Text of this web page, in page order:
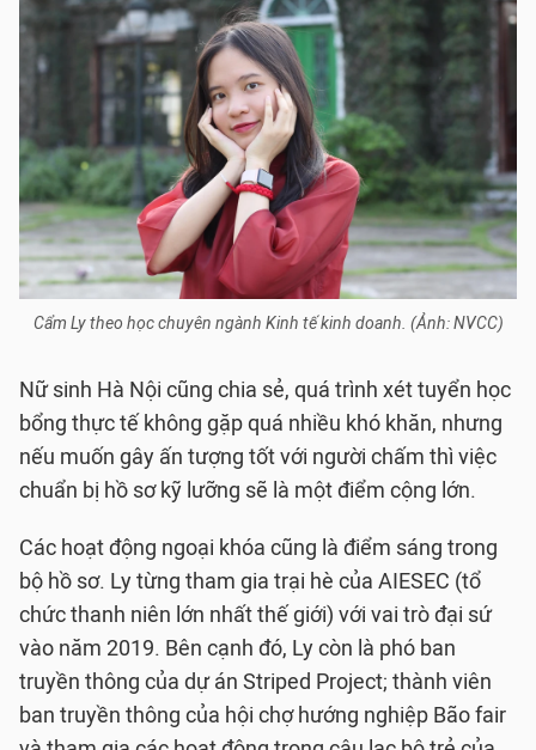
Cẩm Ly theo học chuyên ngành Kinh tế kinh doanh. (Ảnh: NVCC)
Nữ sinh Hà Nội cũng chia sẻ, quá trình xét tuyển học
bổng thực tế không gặp quá nhiều khó khăn, nhưng
nếu muốn gây ấn tượng tốt với người chấm thì việc
chuẩn bị hồ sơ kỹ lưỡng sẽ là một điểm cộng lớn.
Các hoạt động ngoại khóa cũng là điểm sáng trong
bộ hồ sơ. Ly từng tham gia trại hè của AIESEC (tổ
chức thanh niên lớn nhất thế giới) với vai trò đại sứ
vào năm 2019. Bên cạnh đó, Ly còn là phó ban
truyền thông của dự án Striped Project; thành viên
ban truyền thông của hội chợ hướng nghiệp Bão fair